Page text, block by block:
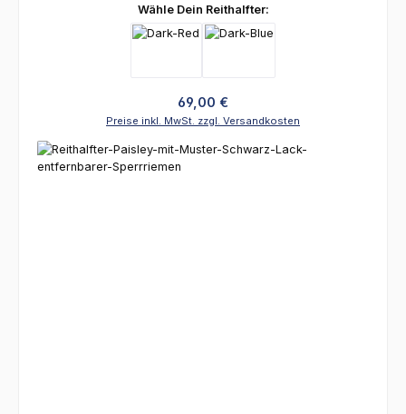
Wähle Dein Reithalfter:auswählen
Regulärer Preis:
69,00 €
Preise inkl. MwSt. zzgl. Versandkosten